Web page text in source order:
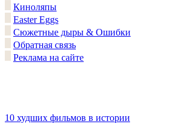
Киноляпы
Easter Eggs
Сюжетные дыры & Ошибки
Обратная связь
Реклама на сайте
10 худших фильмов в истории